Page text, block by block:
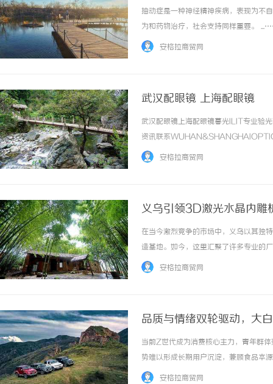
抽动症是一种神经精神疾病，表现为不
为和药物治疗，社会支持同样重要。
安格拉商贸网
武汉配眼镜 上海配眼镜
武汉配眼镜上海配眼镜暮光ILIT专业验
资讯联系
品牌，现于武汉与上海设有4家门店。
安格拉商贸网
义乌引领3D激光水晶内雕
在当今激烈竞争的市场中，义乌以其独
造基地。如今，这里汇聚了许多专业的
激光水晶内雕机，探讨其功能、优势及
安格拉商贸网
品质与情绪双轮驱动，大
当前Z世代成为消费核心主力，青年群
势难以形成长期用户沉淀，兼顾食品本
穿越消费周期的核心路径。光明乳业
安格拉商贸网